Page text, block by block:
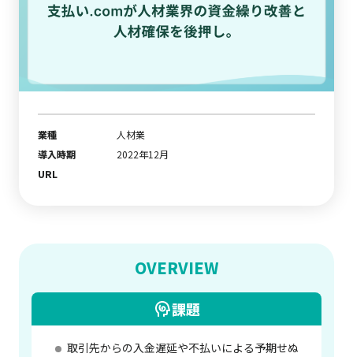
業種
人材業
導入時期
2022年12月
URL
OVERVIEW
課題
取引先からの入金遅延や不払いによる予期せぬ